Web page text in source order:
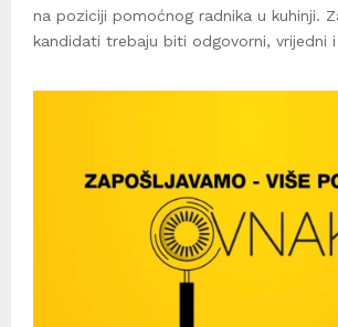
na poziciji pomoćnog radnika u kuhinji.
kandidati trebaju biti odgovorni, vrijedni